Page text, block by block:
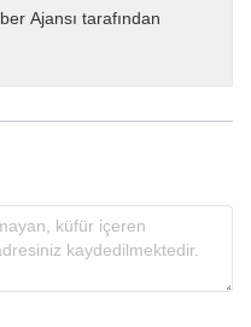
Ajansı tarafından